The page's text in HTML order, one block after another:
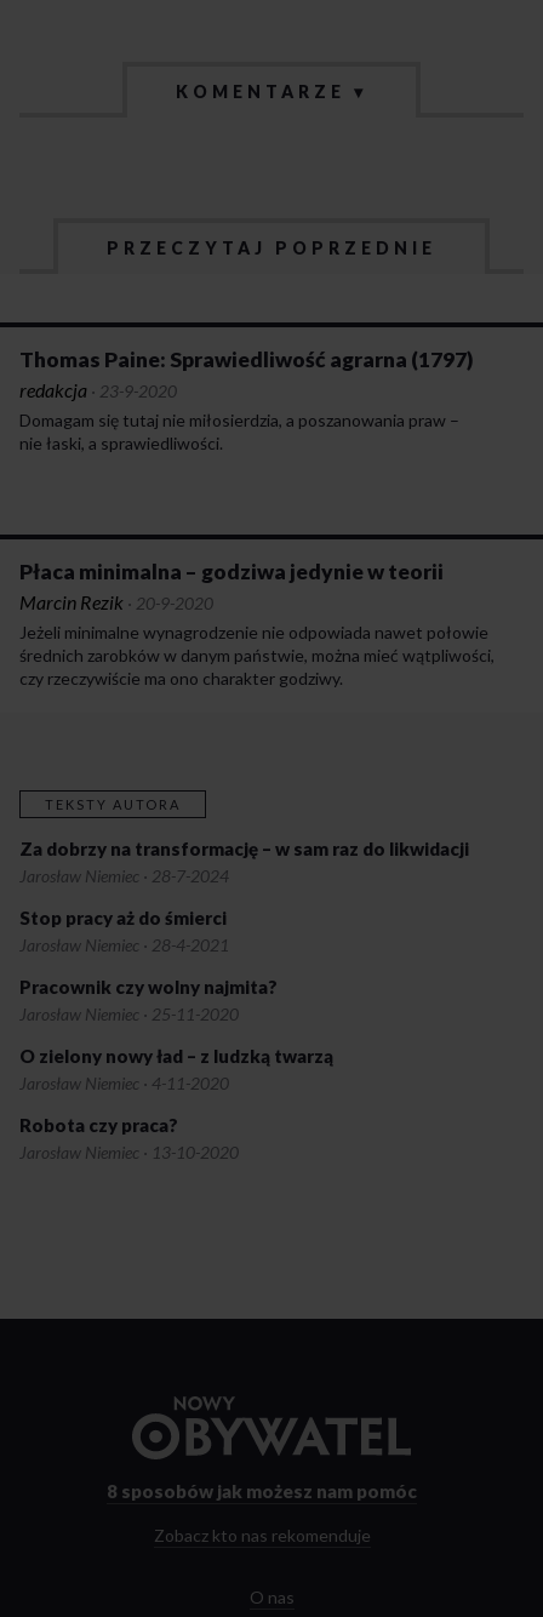
KOMENTARZE ▾
PRZECZYTAJ POPRZEDNIE
Thomas Paine: Sprawiedliwość agrarna (1797)
redakcja · 23-9-2020
Domagam się tutaj nie miłosierdzia, a poszanowania praw –
nie łaski, a sprawiedliwości.
Płaca minimalna – godziwa jedynie w teorii
Marcin Rezik · 20-9-2020
Jeżeli minimalne wynagrodzenie nie odpowiada nawet połowie
średnich zarobków w danym państwie, można mieć wątpliwości,
czy rzeczywiście ma ono charakter godziwy.
TEKSTY AUTORA
Za dobrzy na transformację – w sam raz do likwidacji
Jarosław Niemiec · 28-7-2024
Stop pracy aż do śmierci
Jarosław Niemiec · 28-4-2021
Pracownik czy wolny najmita?
Jarosław Niemiec · 25-11-2020
O zielony nowy ład – z ludzką twarzą
Jarosław Niemiec · 4-11-2020
Robota czy praca?
Jarosław Niemiec · 13-10-2020
strony
8 sposobów jak możesz nam pomóc
Zobacz kto nas rekomenduje
O nas